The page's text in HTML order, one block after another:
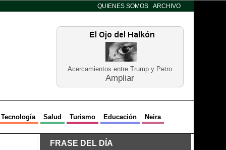
QUIENES SOMOS ARCHIVO
Acercamientos entre Trump y Petro
Ampliar
Tecnología Salud Turismo Educación Neira
FRASE DEL DÍA